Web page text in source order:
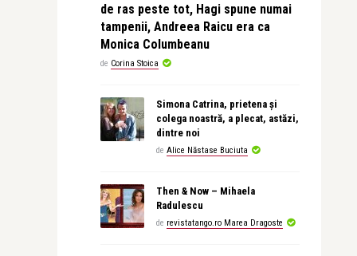
de ras peste tot, Hagi spune numai
tampenii, Andreea Raicu era ca
Monica Columbeanu
de Corina Stoica
Simona Catrina, prietena și
colega noastră, a plecat, astăzi,
dintre noi
de Alice Năstase Buciuta
Then & Now – Mihaela
Radulescu
de revistatango.ro Marea Dragoste